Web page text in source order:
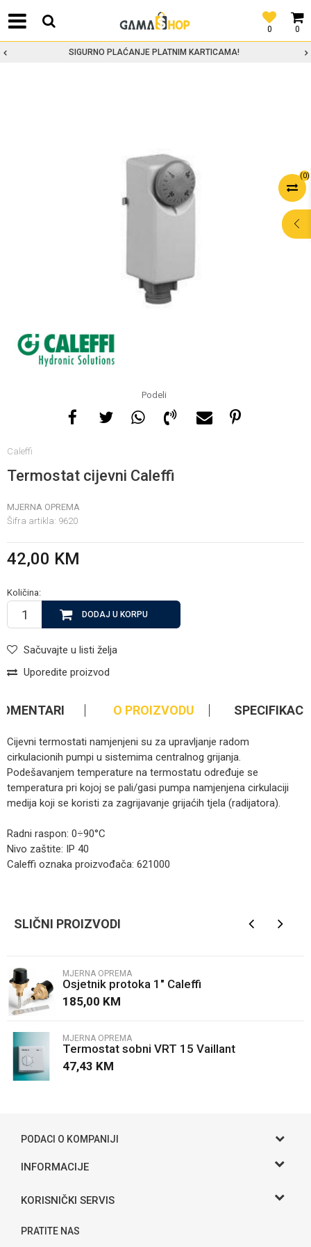
0
0
SIGURNO PLAĆANJE PLATNIM KARTICAMA!
(0)
Podeli
Caleffi
Termostat cijevni Caleffi
MJERNA OPREMA
Šifra artikla: 9620
42,00 KM
Količina:
DODAJ U KORPU
Sačuvajte u listi želja
Uporedite proizvod
POMOĆ PRI
KUPOVINI
nedelje
O PROIZVODU
Cijevni termostati namjenjeni su za upravljanje radom
cirkulacionih pumpi u sistemima centralnog grijanja.
Podešavanjem temperature na termostatu određuje se
temperatura pri kojoj se pali/gasi pumpa namjenjena cirkulaciji
medija koji se koristi za zagrijavanje grijaćih tjela (radijatora).
Radni raspon: 0÷90°C
Nivo zaštite: IP 40
Caleffi oznaka proizvođača: 621000
Poruka
SLIČNI PROIZVODI
MJERNA OPREMA
Osjetnik protoka 1" Caleffi
185,00 KM
MJERNA OPREMA
Termostat sobni VRT 15 Vaillant
47,43 KM
PODACI O KOMPANIJI
Gama S doo
Adresa
Telefon:
INFORMACIJE
O nama
KORISNIČKI SERVIS
Uslovi korišćenja i prodaje
PRATITE NAS